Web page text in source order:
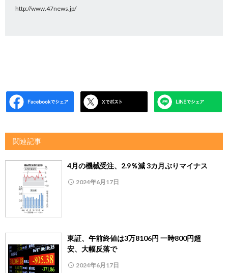
http://www.47news.jp/
関連記事
4月の機械受注、2.9％減 3カ月ぶりマイナス
2024年6月17日
東証、午前終値は3万8106円 一時800円超
安、大幅反落で
2024年6月17日